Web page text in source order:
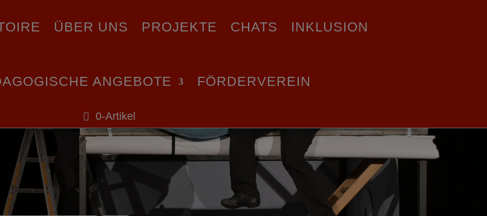
ÜBER UNS PROJEKTE CHATS INKLUSION
ANGEBOTE FÖRDERVEREIN
0-Artikel